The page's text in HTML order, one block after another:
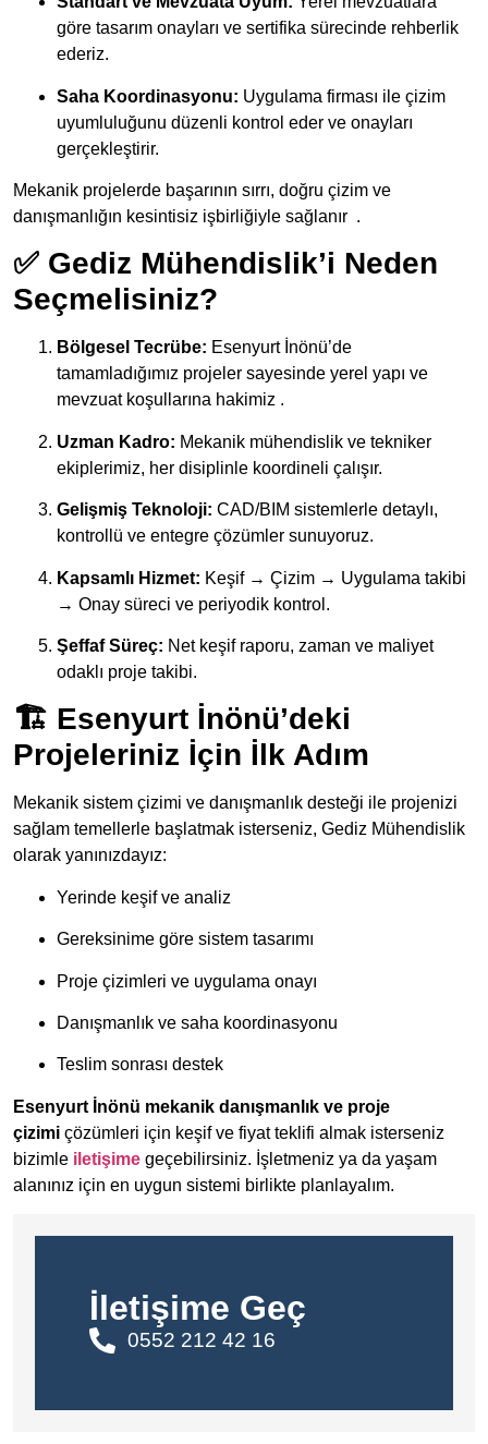
İletişime Geç
0552 212 42 16
göre tasarım onayları ve sertifika sürecinde rehberlik
ederiz.
Saha Koordinasyonu: Uygulama firması ile çizim
uyumluluğunu düzenli kontrol eder ve onayları
gerçekleştirir.
Mekanik projelerde başarının sırrı, doğru çizim ve
danışmanlığın kesintisiz işbirliğiyle sağlanır .
✅ Gediz Mühendislik’i Neden
Seçmelisiniz?
Bölgesel Tecrübe: Esenyurt İnönü’de
tamamladığımız projeler sayesinde yerel yapı ve
mevzuat koşullarına hakimiz .
Uzman Kadro: Mekanik mühendislik ve tekniker
ekiplerimiz, her disiplinle koordineli çalışır.
Gelişmiş Teknoloji: CAD/BIM sistemlerle detaylı,
kontrollü ve entegre çözümler sunuyoruz.
Kapsamlı Hizmet: Keşif → Çizim → Uygulama takibi
→ Onay süreci ve periyodik kontrol.
Şeffaf Süreç: Net keşif raporu, zaman ve maliyet
odaklı proje takibi.
🏗️ Esenyurt İnönü’deki
Projeleriniz İçin İlk Adım
Mekanik sistem çizimi ve danışmanlık desteği ile projenizi
sağlam temellerle başlatmak isterseniz, Gediz Mühendislik
olarak yanınızdayız:
Yerinde keşif ve analiz
Gereksinime göre sistem tasarımı
Proje çizimleri ve uygulama onayı
Danışmanlık ve saha koordinasyonu
Teslim sonrası destek
Esenyurt İnönü mekanik danışmanlık ve proje
çizimi çözümleri için keşif ve fiyat teklifi almak isterseniz
bizimle iletişime geçebilirsiniz. İşletmeniz ya da yaşam
alanınız için en uygun sistemi birlikte planlayalım.